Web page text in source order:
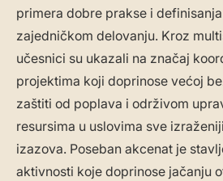
primera dobre prakse i
zajedničkom delovanju. Kroz
učesnici su ukazali na značaj
projektima koji doprinose većoj
zaštiti od poplava i održivom
resursima u uslovima sve
izazova. Poseban akcenat je
aktivnosti koje doprinose jačanju